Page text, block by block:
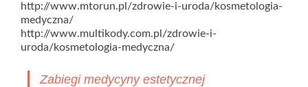
http://www.mtorun.pl/zdrowie-i-uroda/kosmetologia-
medyczna/
http://www.multikody.com.pl/zdrowie-i-
uroda/kosmetologia-medyczna/
Zabiegi medycyny estetycznej